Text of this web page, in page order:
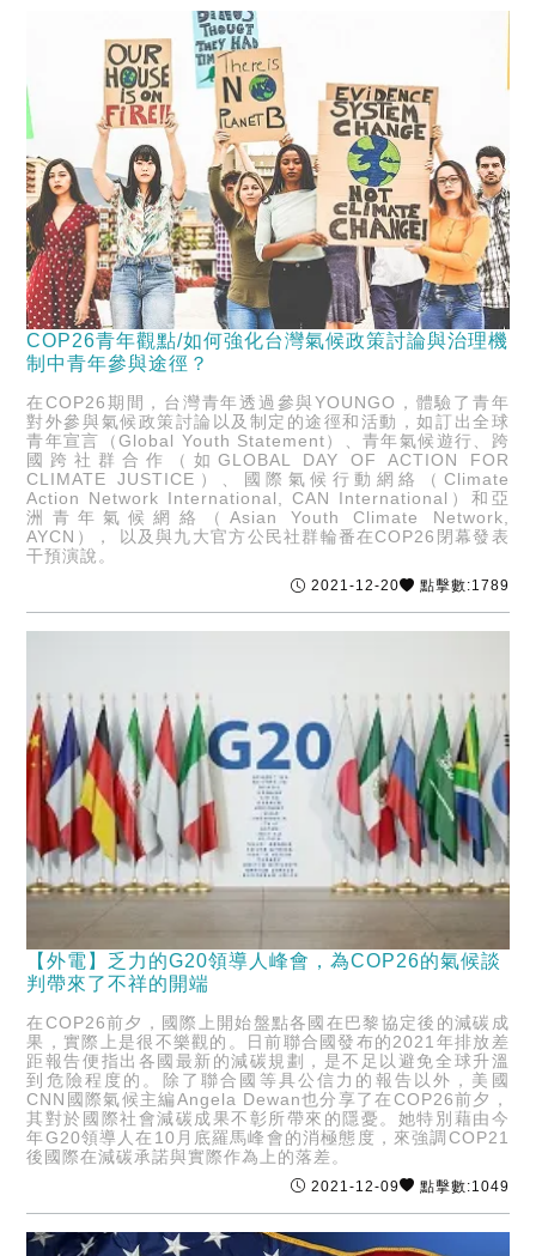
COP26青年觀點/如何強化台灣氣候政策討論與治理機
制中青年參與途徑？
在COP26期間，台灣青年透過參與YOUNGO，體驗了青年
對外參與氣候政策討論以及制定的途徑和活動，如訂出全球
青年宣言（Global Youth Statement）、青年氣候遊行、跨
國跨社群合作（如GLOBAL DAY OF ACTION FOR
CLIMATE JUSTICE）、國際氣候行動網絡（Climate
Action Network International, CAN International）和亞
洲青年氣候網絡（Asian Youth Climate Network,
AYCN）， 以及與九大官方公民社群輪番在COP26閉幕發表
干預演說。
2021-12-20 點擊數:1789
【外電】乏力的G20領導人峰會，為COP26的氣候談
判帶來了不祥的開端
在COP26前夕，國際上開始盤點各國在巴黎協定後的減碳成
果，實際上是很不樂觀的。日前聯合國發布的2021年排放差
距報告便指出各國最新的減碳規劃，是不足以避免全球升溫
到危險程度的。除了聯合國等具公信力的報告以外，美國
CNN國際氣候主編Angela Dewan也分享了在COP26前夕，
其對於國際社會減碳成果不彰所帶來的隱憂。她特別藉由今
年G20領導人在10月底羅馬峰會的消極態度，來強調COP21
後國際在減碳承諾與實際作為上的落差。
2021-12-09 點擊數:1049